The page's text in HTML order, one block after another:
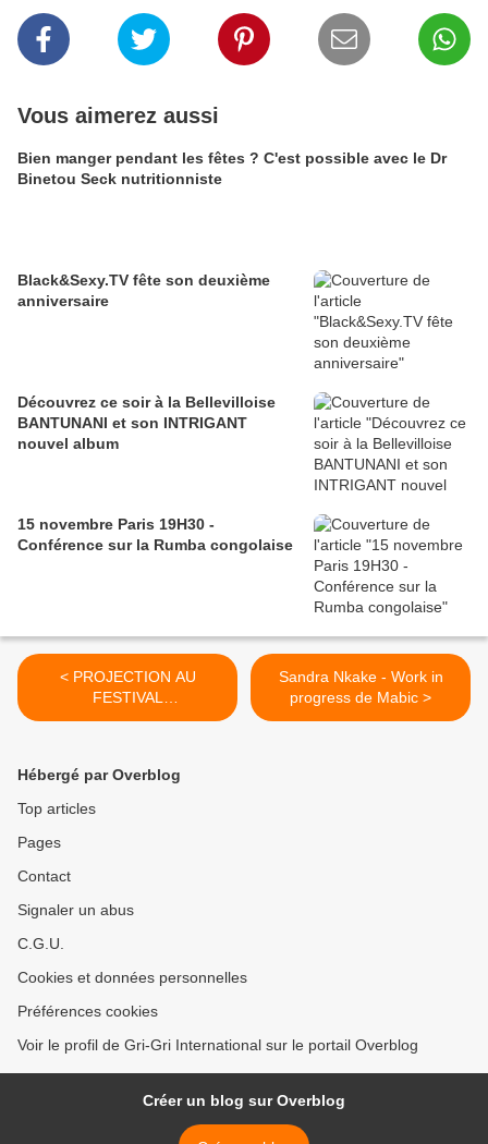
Vous aimerez aussi
Bien manger pendant les fêtes ? C'est possible avec le Dr
Binetou Seck nutritionniste
Black&Sexy.TV fête son deuxième
anniversaire
Découvrez ce soir à la Bellevilloise
BANTUNANI et son INTRIGANT
nouvel album
15 novembre Paris 19H30 -
Conférence sur la Rumba congolaise
< PROJECTION AU
FESTIVAL
INTERNATIONAL DES
MAR. 24 JANV. 2012
Sandra Nkake - Work in
progress de Mabic >
Hébergé par Overblog
Top articles
Pages
Contact
Signaler un abus
C.G.U.
Cookies et données personnelles
Préférences cookies
Voir le profil de Gri-Gri International sur le portail Overblog
Créer un blog sur Overblog